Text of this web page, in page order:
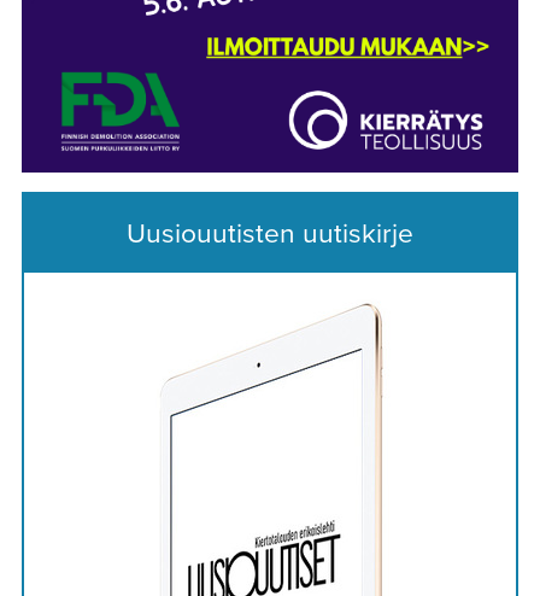
Uusiouutisten uutiskirje